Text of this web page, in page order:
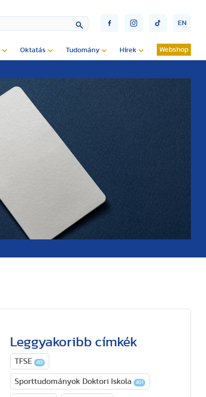
EN
Oktatás Tudomány Hírek Webshop
Leggyakoribb címkék
TFSE 413
Sporttudományok Doktori Iskola 401